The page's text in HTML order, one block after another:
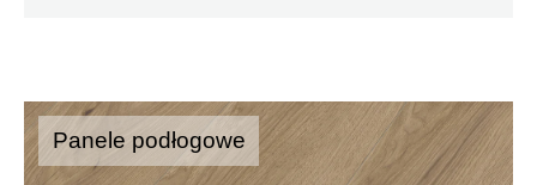
Panele podłogowe